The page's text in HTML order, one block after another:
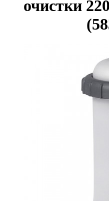
очистки